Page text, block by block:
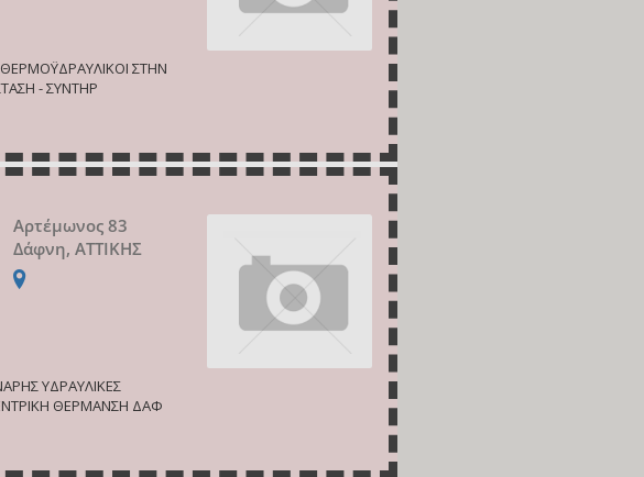
ΣΤΗΝ
- ΣΥΝΤΗΡ
Αρτέμωνος 83
Δάφνη, ΑΤΤΙΚΗΣ
ΥΔΡΑΥΛΙΚΕΣ
ΘΕΡΜΑΝΣΗ ΔΑΦ